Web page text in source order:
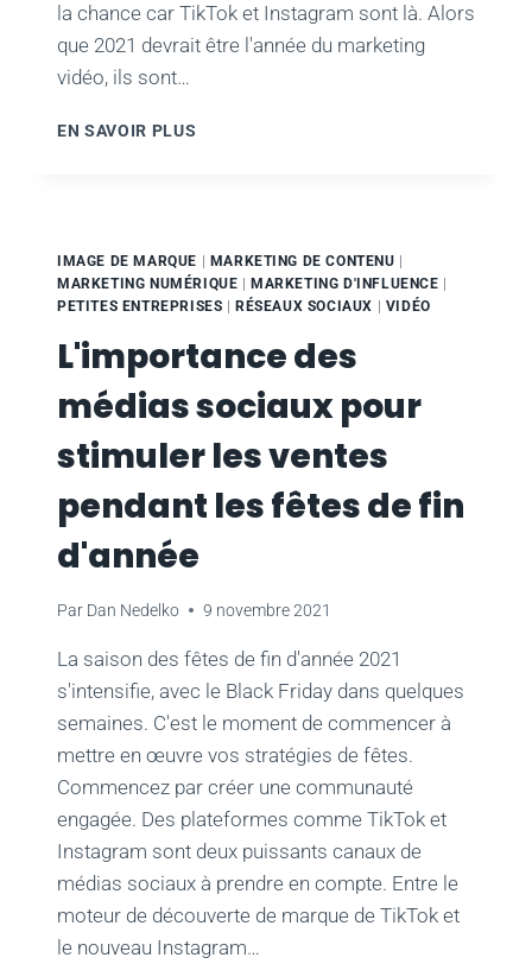
la chance car TikTok et Instagram sont là. Alors
que 2021 devrait être l'année du marketing
vidéo, ils sont…
EN SAVOIR PLUS
HISTOIRES
POUR
VOTRE
ENTREPRISE
IMAGE DE MARQUE MARKETING DE CONTENU
MARKETING NUMÉRIQUE
MARKETING D'INFLUENCE
PETITES ENTREPRISES
RÉSEAUX SOCIAUX VIDÉO
L'importance des
médias sociaux pour
stimuler les ventes
pendant les fêtes de fin
d'année
Par Dan Nedelko 9 novembre 2021
La saison des fêtes de fin d'année 2021
s'intensifie, avec le Black Friday dans quelques
semaines. C'est le moment de commencer à
mettre en œuvre vos stratégies de fêtes.
Commencez par créer une communauté
engagée. Des plateformes comme TikTok et
Instagram sont deux puissants canaux de
médias sociaux à prendre en compte. Entre le
moteur de découverte de marque de TikTok et
le nouveau Instagram…